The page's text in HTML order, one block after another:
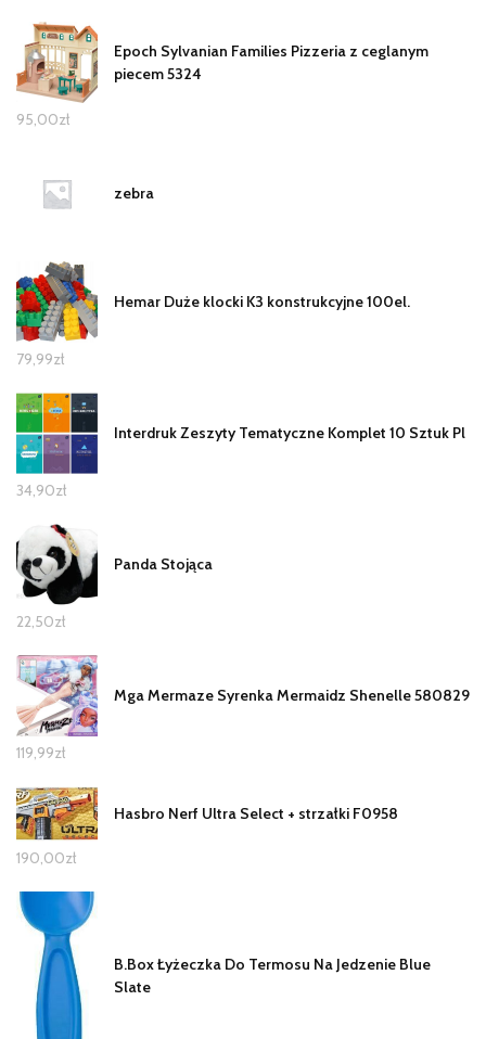
Epoch Sylvanian Families Pizzeria z ceglanym
piecem 5324
95,00zł
zebra
Hemar Duże klocki K3 konstrukcyjne 100el.
79,99zł
Interdruk Zeszyty Tematyczne Komplet 10 Sztuk Pl
34,90zł
Panda Stojąca
22,50zł
Mga Mermaze Syrenka Mermaidz Shenelle 580829
119,99zł
Hasbro Nerf Ultra Select + strzałki F0958
190,00zł
B.Box Łyżeczka Do Termosu Na Jedzenie Blue
Slate